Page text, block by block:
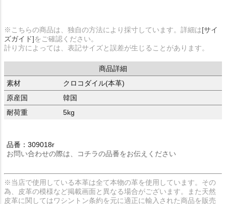
※こちらの商品は、独自の方法により採寸しています。詳細は[サイ
ズガイド]をご確認ください。
計り方によっては、表記サイズと誤差が生じることがあります。
商品詳細
素材
クロコダイル(本革)
原産国
韓国
耐荷重
5kg
品番：309018r
お問い合わせの際は、コチラの品番をお伝えください
※当店で使用している本革は全て本物の革を使用しています。その
為、皮革の模様など掲載画面と異なる場合がございます。また天然
皮革に関してはワシントン条約を元に適正に輸入された商品を販売